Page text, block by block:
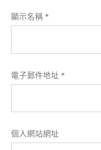
顯示名稱 *
電子郵件地址 *
個人網站網址